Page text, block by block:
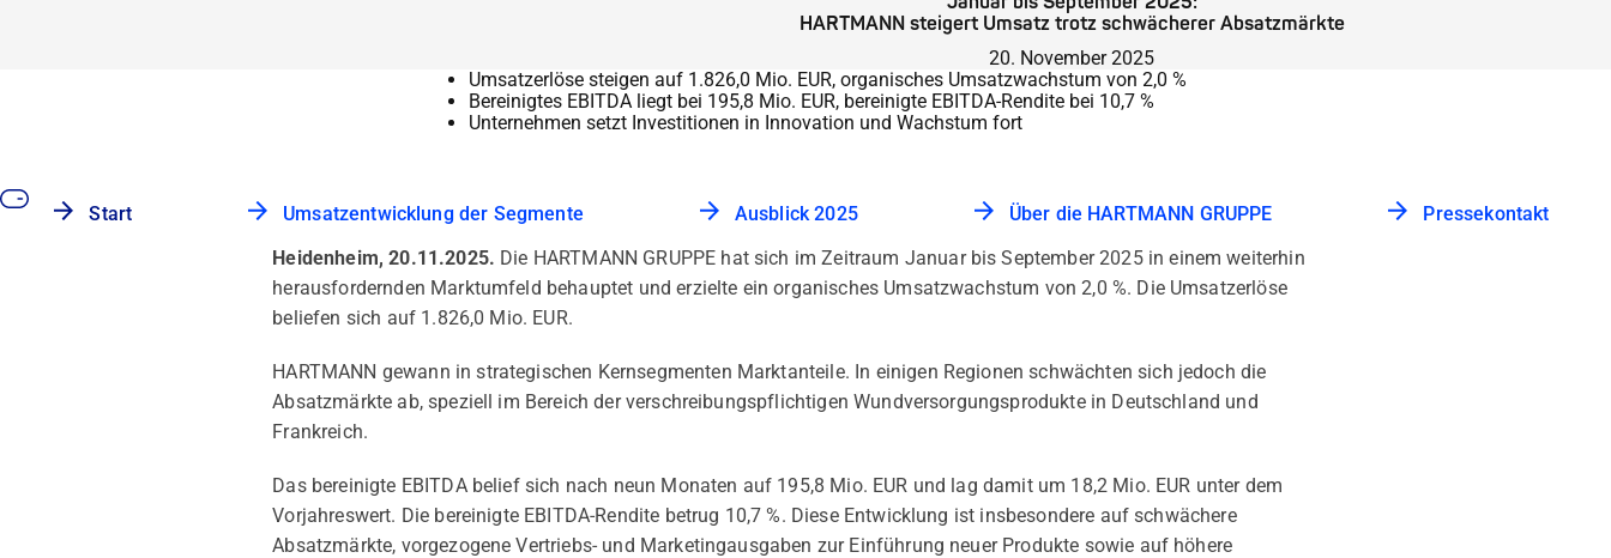
HARTMANN steigert Umsatz trotz schwächerer Absatzmärkte
20. November 2025
Umsatzerlöse steigen auf 1.826,0 Mio. EUR, organisches Umsatzwachstum von 2,0 %
Bereinigtes EBITDA liegt bei 195,8 Mio. EUR, bereinigte EBITDA-Rendite bei 10,7 %
Unternehmen setzt Investitionen in Innovation und Wachstum fort
Start Umsatzentwicklung der Segmente Ausblick 2025 Über die HARTMANN GRUPPE
Pressekontakt
Heidenheim, 20.11.2025. Die HARTMANN GRUPPE hat sich im Zeitraum Januar bis September 2025 in einem weiterhin
herausfordernden Marktumfeld behauptet und erzielte ein organisches Umsatzwachstum von 2,0 %. Die Umsatzerlöse
beliefen sich auf 1.826,0 Mio. EUR.
HARTMANN gewann in strategischen Kernsegmenten Marktanteile. In einigen Regionen schwächten sich jedoch die
Absatzmärkte ab, speziell im Bereich der verschreibungspflichtigen Wundversorgungsprodukte in Deutschland und
Frankreich.
Das bereinigte EBITDA belief sich nach neun Monaten auf 195,8 Mio. EUR und lag damit um 18,2 Mio. EUR unter dem
Vorjahreswert. Die bereinigte EBITDA-Rendite betrug 10,7 %. Diese Entwicklung ist insbesondere auf schwächere
Absatzmärkte, vorgezogene Vertriebs- und Marketingausgaben zur Einführung neuer Produkte sowie auf höhere